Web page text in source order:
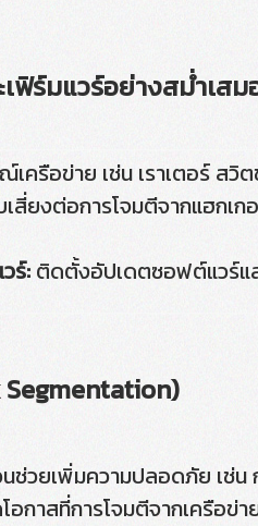
ฟิร์มแวร์อย่างสม่ำเสม
ครือข่าย เช่น เราเตอร์ ส
สี่ยงต่อการโจมตีจากแฮกเก
ร์: ติดตั้งอัปเดตซอฟต์แวร์แ
ช่วยเพิ่มความปลอดภัย เช่
อกาสที่การโจมตีจากเครือข่